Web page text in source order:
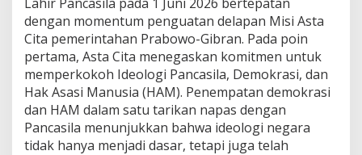
a
n
n
f
o
r
m
a
dengan momentum penguatan delapan Misi Asta
Cita pemerintahan Prabowo-Gibran. Pada poin
pertama, Asta Cita menegaskan komitmen untuk
memperkokoh Ideologi Pancasila, Demokrasi, dan
Hak Asasi Manusia (HAM). Penempatan demokrasi
dan HAM dalam satu tarikan napas dengan
Pancasila menunjukkan bahwa ideologi negara
tidak hanya menjadi dasar, tetapi juga telah